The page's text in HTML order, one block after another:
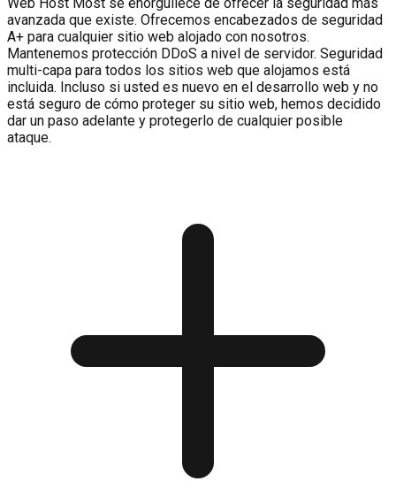
avanzada que existe. Ofrecemos encabezados de seguridad
A+ para cualquier sitio web alojado con nosotros.
Mantenemos protección DDoS a nivel de servidor. Seguridad
multi-capa para todos los sitios web que alojamos está
incluida. Incluso si usted es nuevo en el desarrollo web y no
está seguro de cómo proteger su sitio web, hemos decidido
dar un paso adelante y protegerlo de cualquier posible
ataque.